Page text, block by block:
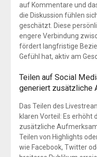
auf Kommentare und
die Diskussion fühlen
geschätzt. Diese
engere Verbindung
fördert langfristige
Gefühl hat, aktiv am
Teilen auf Social
generiert zusätzliche
Das Teilen des
klaren Vorteil: Es erhöht
zusätzliche
Teilen von Highlights
wie Facebook, Twitter